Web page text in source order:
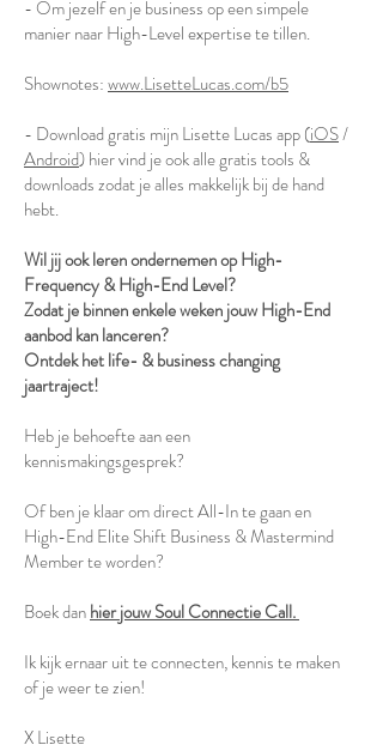
- Om jezelf en je business op een simpele
manier naar High-Level expertise te tillen.
Shownotes:www.LisetteLucas.com/b5
- Download gratis mijn Lisette Lucas app (iOS/
Android) hier vind je ook alle gratis tools &
downloads zodat je alles makkelijk bij de hand
hebt.
Wil jij ook leren ondernemen op High-
Frequency & High-End Level?
Zodat je binnen enkele weken jouw High-End
aanbod kan lanceren?
Ontdek het life- & business changing
jaartraject!
Heb je behoefte aan een
kennismakingsgesprek?
Of ben je klaar om direct All-In te gaan en
High-End Elite Shift Business & Mastermind
Member te worden?
Boek danhier jouw Soul Connectie Call.
Ik kijk ernaar uit te connecten, kennis te maken
of je weer te zien!
X Lisette